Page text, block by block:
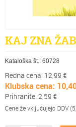
KAJ ZNA
Kataloška št.: 60728
Redna cena: 12,99 €
Klubska cena:
Prihranite: 2,59 €
Cene že vključujejo DDV